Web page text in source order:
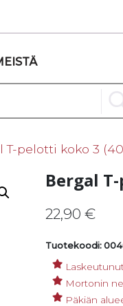
T-pelotti koko 3
Bergal
22,90€
Tuotekoodi:
Mortonin
Päkiän